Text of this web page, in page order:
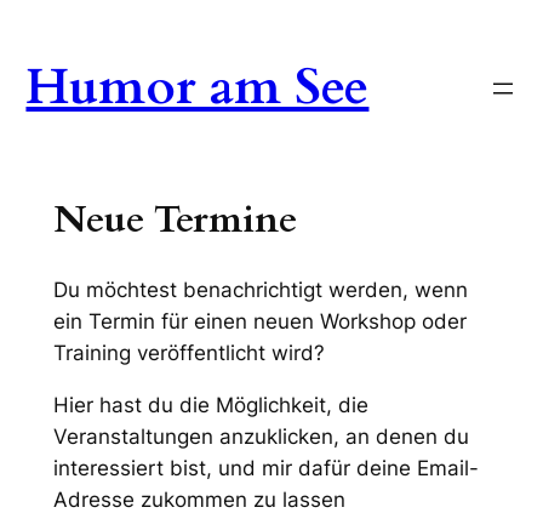
springen
Humor am See
Neue Termine
Du möchtest benachrichtigt werden, wenn
ein Termin für einen neuen Workshop oder
Training veröffentlicht wird?
Hier hast du die Möglichkeit, die
Veranstaltungen anzuklicken, an denen du
interessiert bist, und mir dafür deine Email-
Adresse zukommen zu lassen